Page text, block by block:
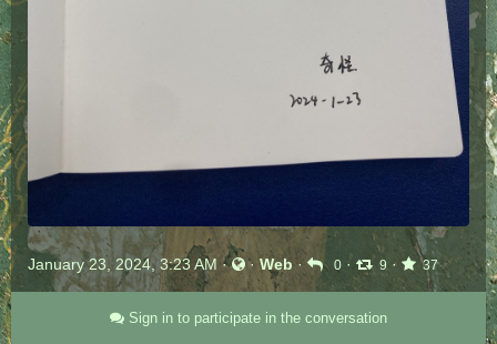
January 23, 2024, 3:23 AM · ·Web· 0 · 9 · 37
Sign in to participate in the conversation